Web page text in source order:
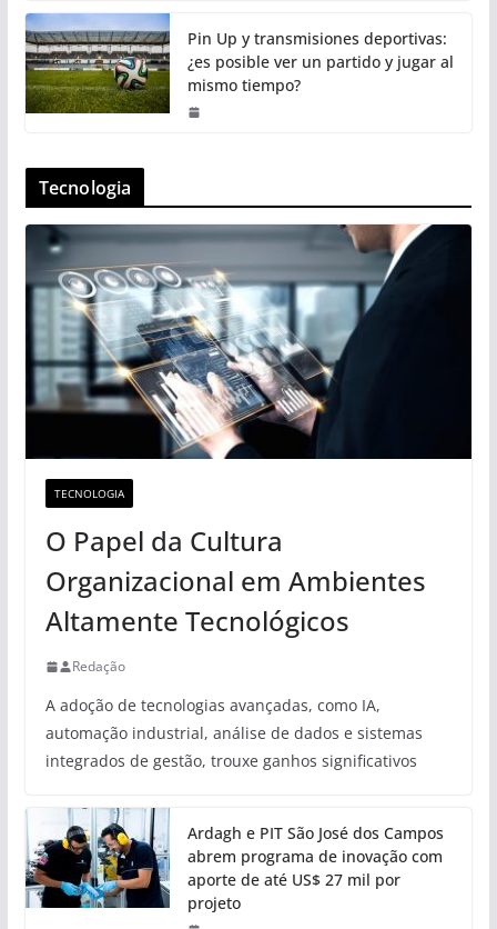
Pin Up y transmisiones deportivas:
¿es posible ver un partido y jugar al
mismo tiempo?
Tecnologia
TECNOLOGIA
O Papel da Cultura
Organizacional em Ambientes
Altamente Tecnológicos
Redação
A adoção de tecnologias avançadas, como IA,
automação industrial, análise de dados e sistemas
integrados de gestão, trouxe ganhos significativos
Ardagh e PIT São José dos Campos
abrem programa de inovação com
aporte de até US$ 27 mil por
projeto